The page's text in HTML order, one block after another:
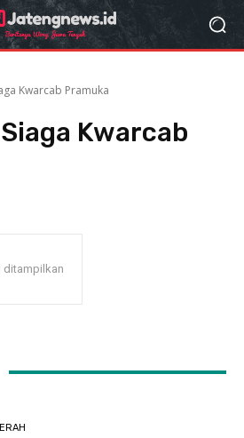
Kwarcab Pramuka
Kwarcab
ditampilkan